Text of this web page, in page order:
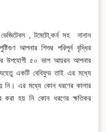
, টমেটো,কর্ন সহ নানান
আপনার শিশুর পরিপূর্ন বৃদ্ধির
উপযোগী ৫০ ভাগ আয়রন আপনার
একটি বেবিফুড তাই এর মধ্যে
নি। এর মধ্যে কোন ধরণের কালার
করা হয় নি কোন ধরণের ক্ষতিকর